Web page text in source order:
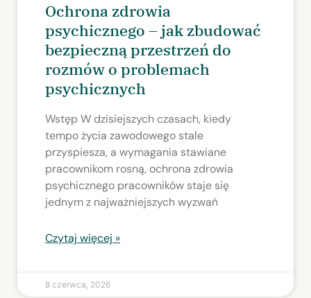
Ochrona zdrowia
psychicznego – jak zbudować
bezpieczną przestrzeń do
rozmów o problemach
psychicznych
Wstęp W dzisiejszych czasach, kiedy
tempo życia zawodowego stale
przyspiesza, a wymagania stawiane
pracownikom rosną, ochrona zdrowia
psychicznego pracowników staje się
jednym z najważniejszych wyzwań
Czytaj więcej »
8 czerwca, 2026